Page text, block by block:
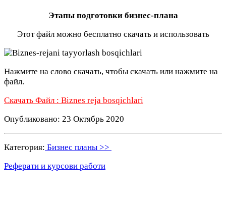
Этапы подготовки бизнес-плана
Этот файл можно бесплатно скачать и использовать
Нажмите на слово скачать, чтобы скачать или нажмите на
файл.
Скачать Файл : Biznes reja bosqichlari
Опубликовано: 23 Октябрь 2020
Категория: Бизнес планы >>
Реферати и курсови работи